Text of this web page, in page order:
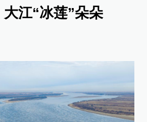
江“冰莲”朵朵